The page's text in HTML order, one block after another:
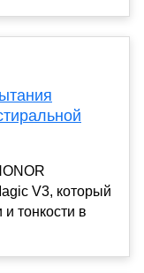
V3, который
тонкости в